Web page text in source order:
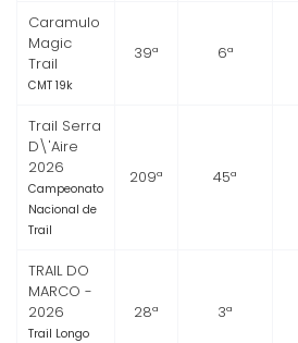
Caramulo
Magic
Trail
CMT 19k
39ª 6ª
Trail Serra
D\'Aire
2026
Campeonato
Nacional de
Trail
209ª 45ª
TRAIL DO
MARCO -
2026
Trail Longo
28ª 3ª